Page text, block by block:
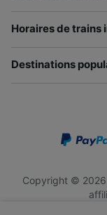
Horaires de trains
Destinations
Copyright © 2026